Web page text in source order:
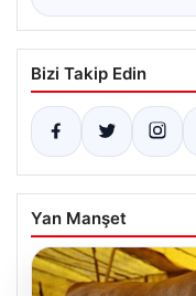
Bizi Takip Edin
Yan Manşet